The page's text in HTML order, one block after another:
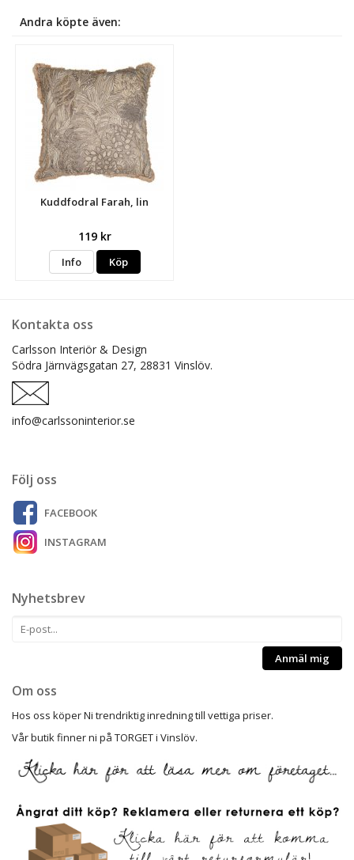
Andra köpte även:
Kuddfodral Farah, lin
119 kr
Info Köp
Kontakta oss
Carlsson Interiör & Design
Södra Järnvägsgatan 27, 28831 Vinslöv.
info@carlssoninterior.se
Följ oss
FACEBOOK
INSTAGRAM
Nyhetsbrev
Anmäl mig
Om oss
Hos oss köper Ni trendriktig inredning till vettiga priser.
Vår butik finner ni på TORGET i Vinslöv.